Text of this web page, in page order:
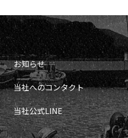
お知らせ
当社へのコンタクト
当社公式LINE